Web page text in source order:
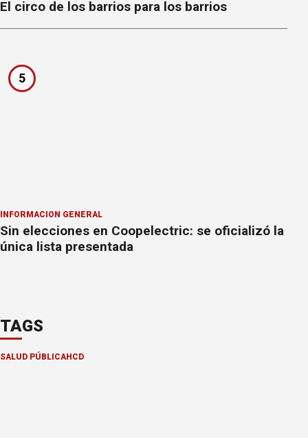
El circo de los barrios para los barrios
5
INFORMACION GENERAL
Sin elecciones en Coopelectric: se oficializó la
única lista presentada
TAGS
SALUD PÚBLICAHCD